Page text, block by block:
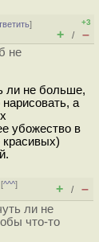
]
+3
+ / –
не
ли не больше,
а
убожество в
красивых)
^^^]
+ / –
ли не
что-то